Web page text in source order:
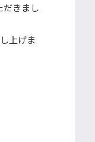
だきまし
上げま